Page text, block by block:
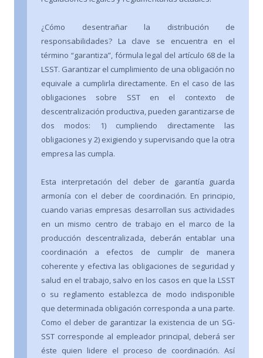
¿Cómo desentrañar la distribución de
responsabilidades? La clave se encuentra en el
término “garantiza”, fórmula legal del artículo 68 de la
LSST. Garantizar el cumplimiento de una obligación no
equivale a cumplirla directamente. En el caso de las
obligaciones sobre SST en el contexto de
descentralización productiva, pueden garantizarse de
dos modos: 1) cumpliendo directamente las
obligaciones y 2) exigiendo y supervisando que la otra
empresa las cumpla.
Esta interpretación del deber de garantía guarda
armonía con el deber de coordinación. En principio,
cuando varias empresas desarrollan sus actividades
en un mismo centro de trabajo en el marco de la
producción descentralizada, deberán entablar una
coordinación a efectos de cumplir de manera
coherente y efectiva las obligaciones de seguridad y
salud en el trabajo, salvo en los casos en que la LSST
o su reglamento establezca de modo indisponible
que determinada obligación corresponda a una parte.
Como el deber de garantizar la existencia de un SG-
SST corresponde al empleador principal, deberá ser
éste quien lidere el proceso de coordinación. Así